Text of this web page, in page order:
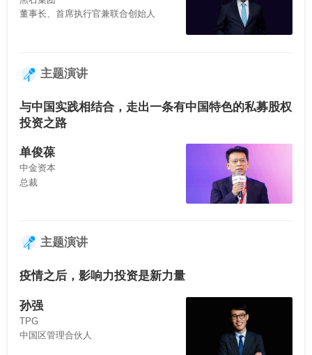
董事长、首席执行官兼联合创始人
主题演讲
与中国实践相结合，走出一条有中国特色的私募股权
投资之路
单俊葆
中金资本
总裁
主题演讲
疫情之后，影响力投资是新力量
孙强
TPG
中国区管理合伙人